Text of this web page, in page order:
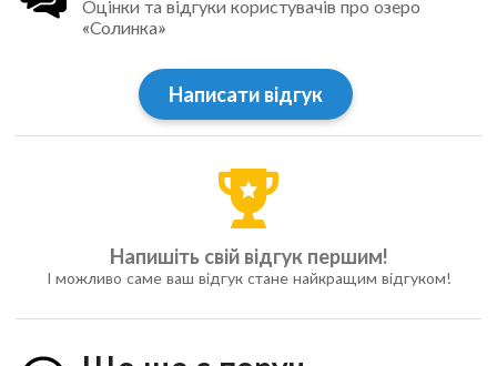
Оцінки та відгуки користувачів про озеро
«Солинка»
Написати відгук
Напишіть свій відгук першим!
І можливо саме ваш відгук стане найкращим відгуком!